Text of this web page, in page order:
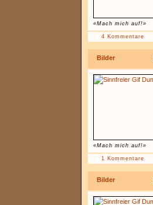
«Mach mich auf!»
4 Kommentare
Bilder
«Mach mich auf!»
1 Kommentare
Bilder